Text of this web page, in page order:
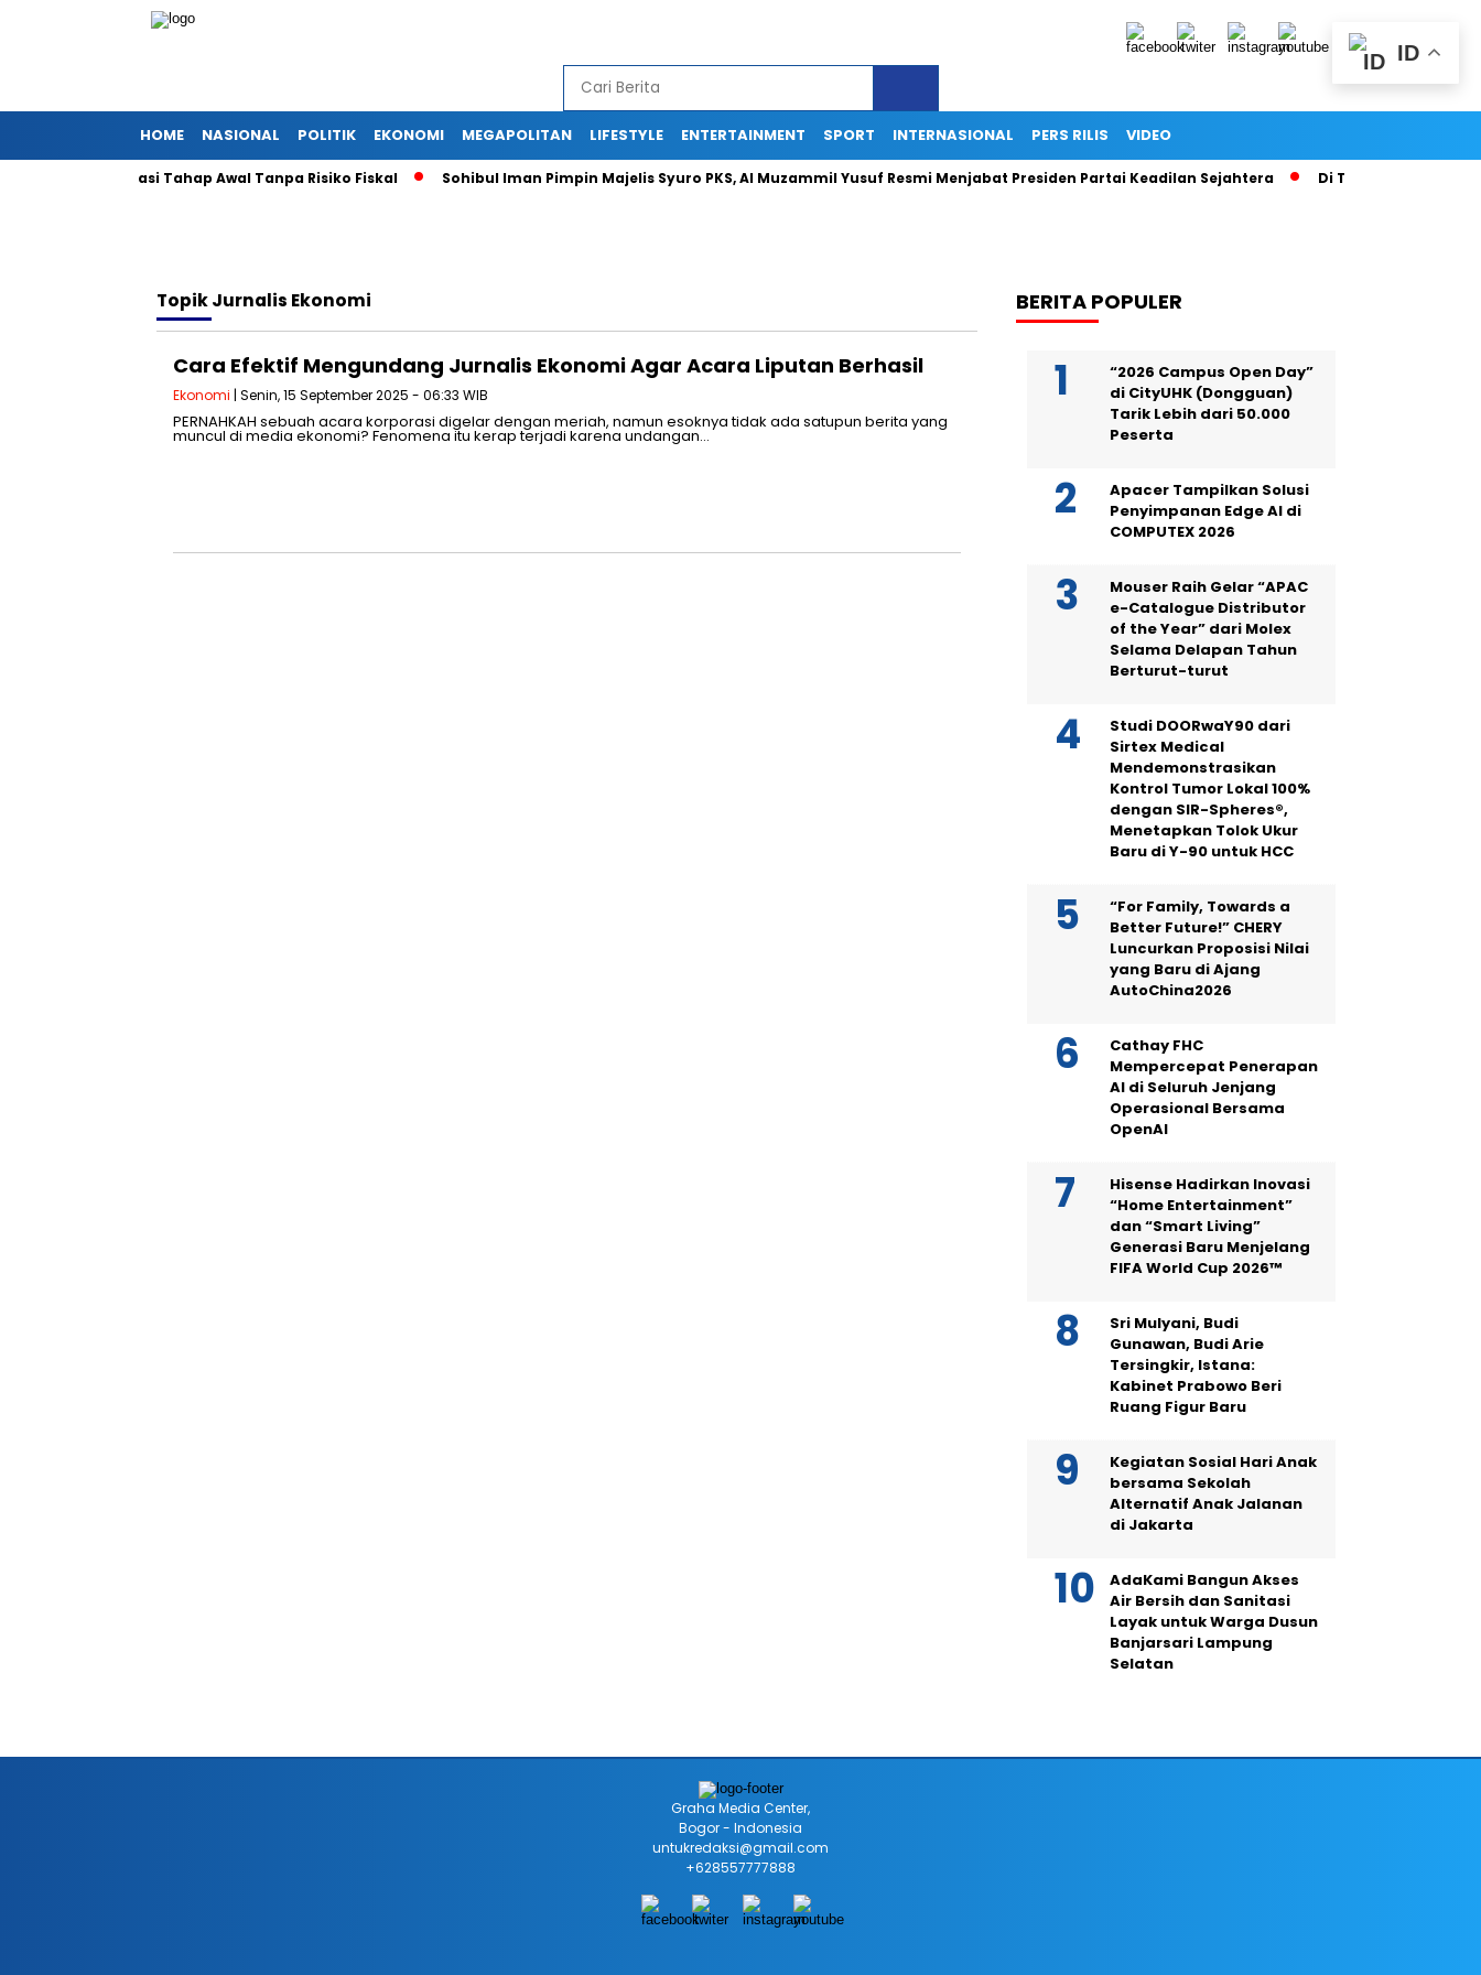
HOME NASIONAL POLITIK EKONOMI MEGAPOLITAN LIFESTYLE ENTERTAINMENT SPORT INTERNASIONAL PERS RILIS VIDEO
Deregulasi Tahap Awal Tanpa Risiko Fiskal Sohibul Iman Pimpin Majelis Syuro PKS, Al Muzammil Yusuf Resmi Menjabat Presiden Partai Keadilan Sejahtera Di Tengah Pusaran
TopikJurnalis Ekonomi
Cara Efektif Mengundang Jurnalis Ekonomi Agar Acara Liputan Berhasil
Ekonomi | Senin, 15 September 2025 - 06:33 WIB
PERNAHKAH sebuah acara korporasi digelar dengan meriah, namun esoknya tidak ada satupun berita yang
muncul di media ekonomi? Fenomena itu kerap terjadi karena undangan…
BERITA POPULER
“2026 Campus Open Day”
di CityUHK (Dongguan)
Tarik Lebih dari 50.000
Peserta
Apacer Tampilkan Solusi
Penyimpanan Edge AI di
COMPUTEX 2026
Mouser Raih Gelar “APAC
e-Catalogue Distributor
of the Year” dari Molex
Selama Delapan Tahun
Berturut-turut
Studi DOORwaY90 dari
Sirtex Medical
Mendemonstrasikan
Kontrol Tumor Lokal 100%
dengan SIR-Spheres®,
Menetapkan Tolok Ukur
Baru di Y-90 untuk HCC
“For Family, Towards a
Better Future!” CHERY
Luncurkan Proposisi Nilai
yang Baru di Ajang
AutoChina2026
Cathay FHC
Mempercepat Penerapan
AI di Seluruh Jenjang
Operasional Bersama
OpenAI
Hisense Hadirkan Inovasi
“Home Entertainment”
dan “Smart Living”
Generasi Baru Menjelang
FIFA World Cup 2026™
Sri Mulyani, Budi
Gunawan, Budi Arie
Tersingkir, Istana:
Kabinet Prabowo Beri
Ruang Figur Baru
Kegiatan Sosial Hari Anak
bersama Sekolah
Alternatif Anak Jalanan
di Jakarta
AdaKami Bangun Akses
Air Bersih dan Sanitasi
Layak untuk Warga Dusun
Banjarsari Lampung
Selatan
ID
Graha Media Center,
Bogor - Indonesia
untukredaksi@gmail.com
+628557777888